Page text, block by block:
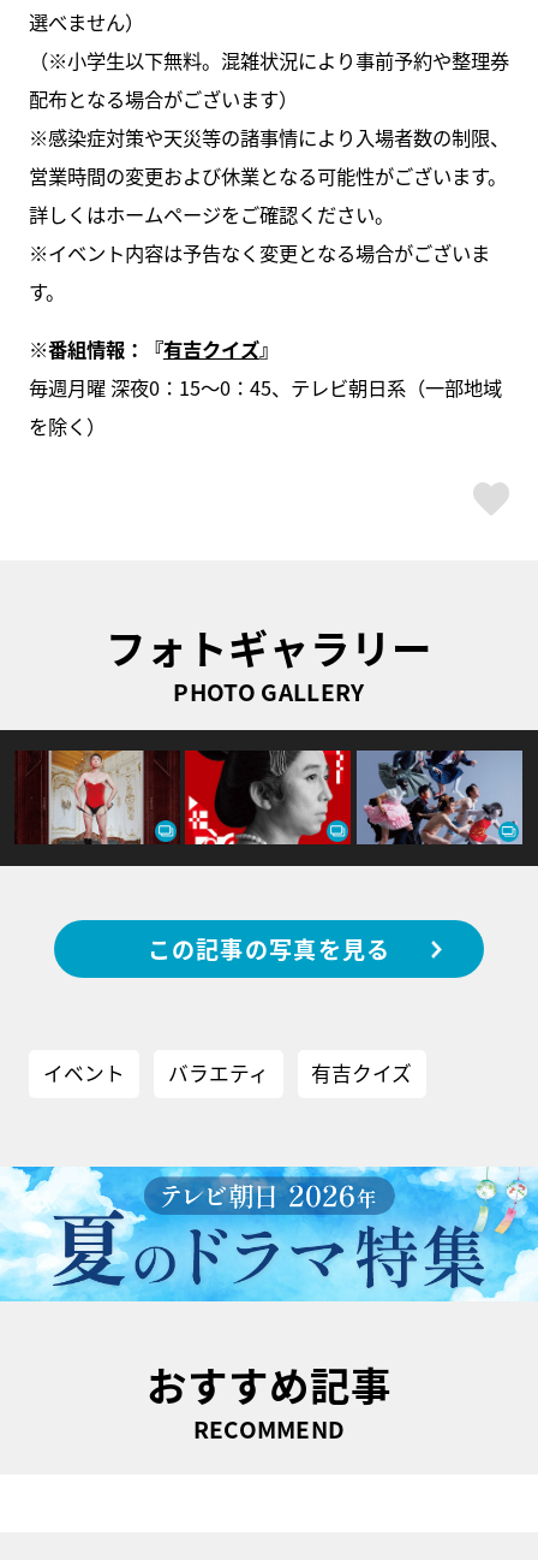
選べません）
（※小学生以下無料。混雑状況により事前予約や整理券
配布となる場合がございます）
※感染症対策や天災等の諸事情により入場者数の制限、
営業時間の変更および休業となる可能性がございます。
詳しくはホームページをご確認ください。
※イベント内容は予告なく変更となる場合がございま
す。
※番組情報：『有吉クイズ』
毎週月曜 深夜0：15～0：45、テレビ朝日系（一部地域
を除く）
フォトギャラリー
PHOTO GALLERY
この記事の写真を見る
イベント バラエティ 有吉クイズ
おすすめ記事
RECOMMEND